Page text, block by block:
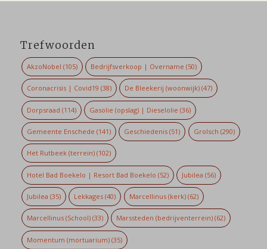
Trefwoorden
AkzoNobel (105) Bedrijfsverkoop | Overname (50)
Coronacrisis | Covid19 (38) De Bleekerij (woonwijk) (47)
Dorpsraad (114) Gasolie (opslag) | Dieselolie (36)
Gemeente Enschede (141) Geschiedenis (51) Grolsch (290)
Het Rutbeek (terrein)(102)
Hotel Bad Boekelo | Resort Bad Boekelo (52) Jubilea (56)
Jubilea (35) Lekkages (40) Marcellinus (kerk)(62)
Marcellinus (School)(33) Marssteden (bedrijventerrein) (62)
Momentum (mortuarium)(35)